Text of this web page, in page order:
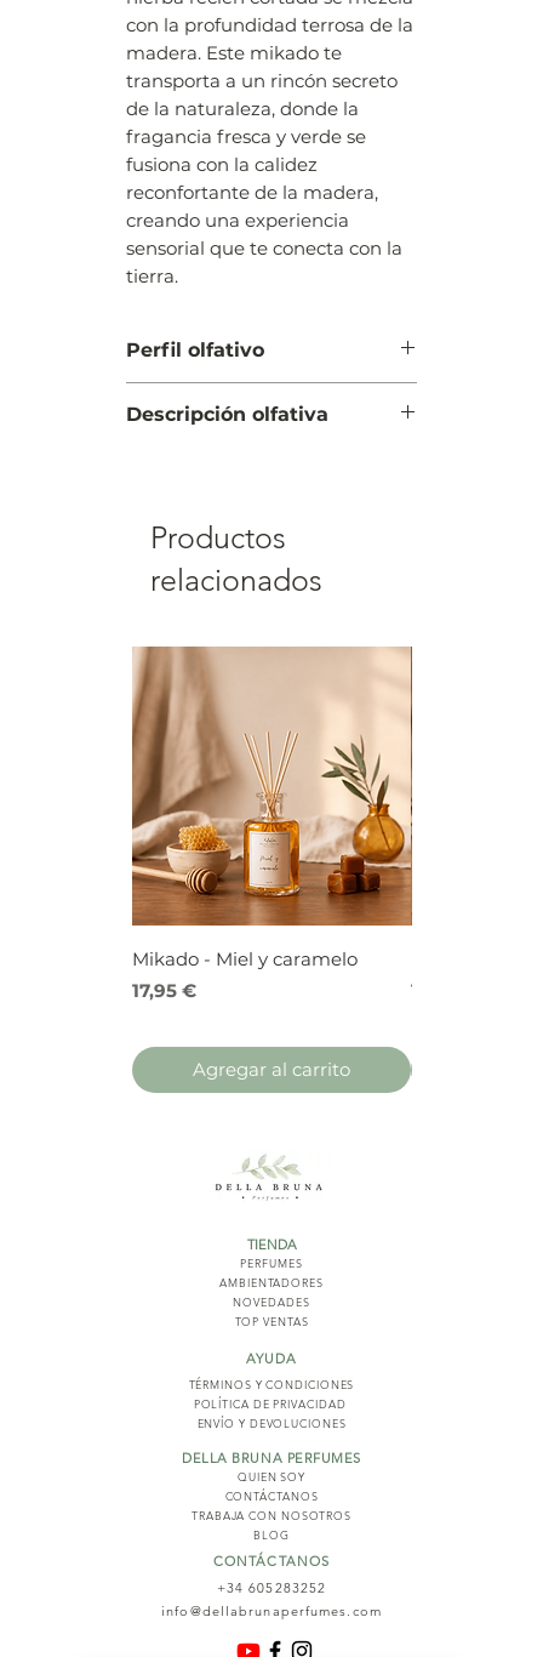
con la profundidad terrosa de la
madera. Este mikado te
transporta a un rincón secreto
de la naturaleza, donde la
fragancia fresca y verde se
fusiona con la calidez
reconfortante de la madera,
creando una experiencia
sensorial que te conecta con la
tierra.
Perfil olfativo
Descripción olfativa
FONDO: caramelo, cedro, heno
Productos
relacionados
Mikado - Miel y caramelo
Precio
17,95 €
Agregar al carrito
Precio
17,95 €
TIENDA
PERFUMES
AMBIENTADORES
NOVEDADES
TOP VENTAS
AYUDA
TÉRMINOS Y CONDICIONES
POLÍTICA DE PRIVACIDAD
ENVÍO Y DEVOLUCIONES
DELLA BRUNA PERFUMES
QUIEN SOY
CONTÁCTANOS
TRABAJA CON NOSOTROS
BLOG
CONTÁCTANOS
+34 605283252
info@dellabrunaperfumes.com